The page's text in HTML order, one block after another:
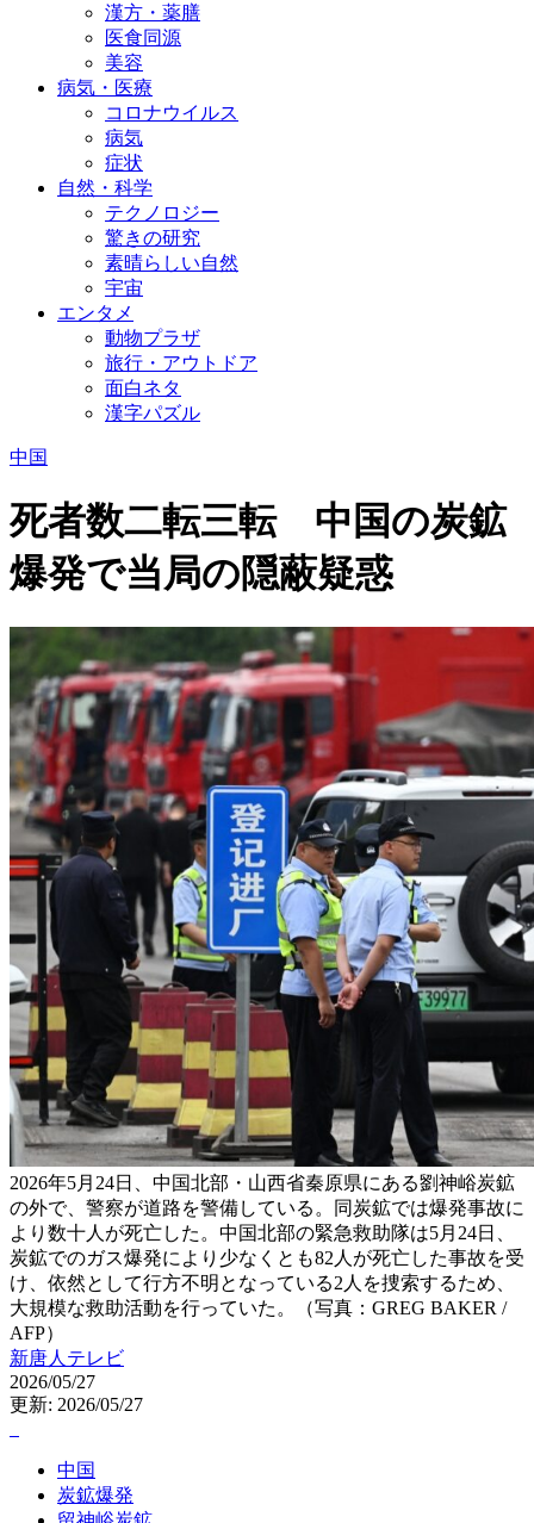
漢方・薬膳
医食同源
美容
病気・医療
コロナウイルス
病気
症状
自然・科学
テクノロジー
驚きの研究
素晴らしい自然
宇宙
エンタメ
動物プラザ
旅行・アウトドア
面白ネタ
漢字パズル
中国
死者数二転三転 中国の炭鉱
爆発で当局の隠蔽疑惑
2026年5月24日、中国北部・山西省秦原県にある劉神峪炭鉱
の外で、警察が道路を警備している。同炭鉱では爆発事故に
より数十人が死亡した。中国北部の緊急救助隊は5月24日、
炭鉱でのガス爆発により少なくとも82人が死亡した事故を受
け、依然として行方不明となっている2人を捜索するため、
大規模な救助活動を行っていた。（写真：GREG BAKER /
AFP）
新唐人テレビ
2026/05/27
更新: 2026/05/27
中国
炭鉱爆発